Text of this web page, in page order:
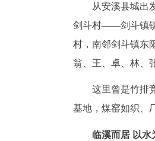
从安溪县城出
剑斗村——剑斗镇镇
村，南邻剑斗镇东
翁、王、卓、林、
这里曾是竹排
基地，煤窑如织、
临溪而居 以水